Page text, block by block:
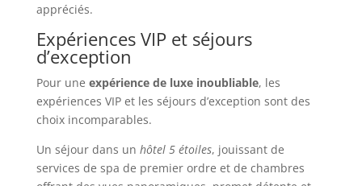
appréciés.
Expériences VIP et séjours
d’exception
Pour une expérience de luxe inoubliable, les
expériences VIP et les séjours d’exception sont des
choix incomparables.
Un séjour dans un hôtel 5 étoiles, jouissant de
services de spa de premier ordre et de chambres